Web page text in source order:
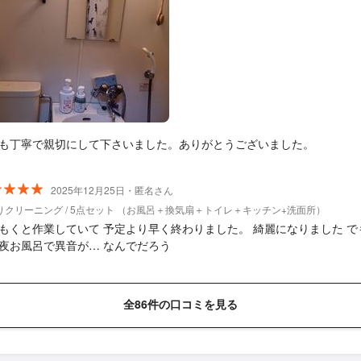
丁寧で親切にして下さいました。ありがとうございました。
2025年12月25日・匿名さん
クリーニング / 5点セット （お風呂＋換気扇＋トイレ＋キッチン+洗面所）
くと作業していて 予定より早く終わりました。 綺麗になりました で
お風呂で異音が… なんでだろう
全86件の口コミを見る